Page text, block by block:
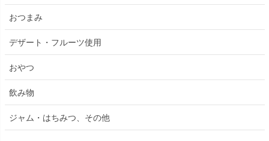
おつまみ
デザート・フルーツ使用
おやつ
飲み物
ジャム・はちみつ、その他